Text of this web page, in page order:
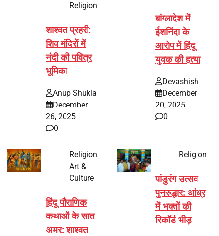
Religion
शाश्वत प्रहरी:
शिव मंदिरों में
नंदी की पवित्र
भूमिका
Anup Shukla
December
26, 2025
0
बांग्लादेश में
ईशनिंदा के
आरोप में हिंदू
युवक की हत्या
Devashish
December
20, 2025
0
Religion
Art &
Culture
हिंदू पौराणिक
कथाओं के सात
अमर: शाश्वत
Religion
पांडुरंग उत्सव
पुनरुद्धार: आंध्र
में भक्तों की
रिकॉर्ड भीड़